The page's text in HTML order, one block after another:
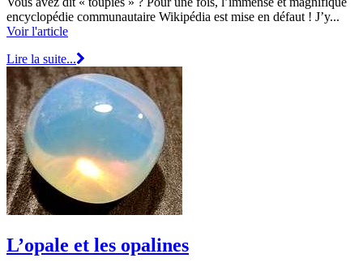
encyclopédie communautaire Wikipédia est mise en défaut ! J’y...
Voir l'article
Lire la suite...
L’opale et les opalines